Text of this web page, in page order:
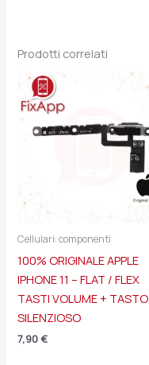
Prodotti correlati
Cellulari: componenti
100% ORIGINALE APPLE
IPHONE 11 – FLAT / FLEX
TASTI VOLUME + TASTO
SILENZIOSO
7,90 €